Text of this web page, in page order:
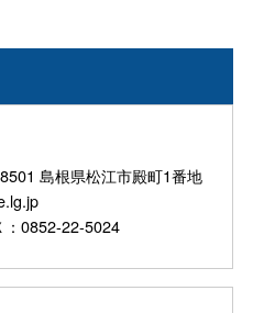
島根県松江市殿町1番地
0852-22-5024